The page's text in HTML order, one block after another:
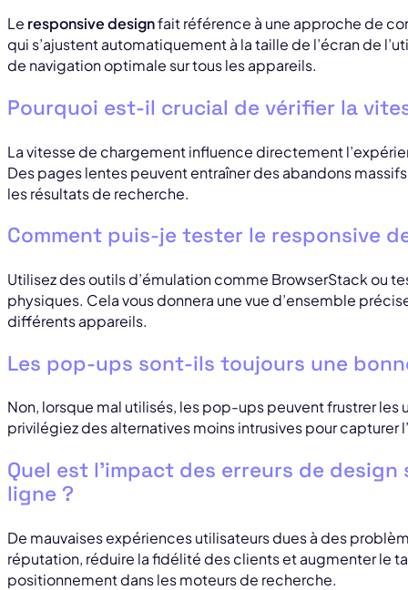
Le responsive designfait référence à une approche de
qui s’ajustent automatiquement à la taille de l’écran de
de navigation optimale sur tous les appareils.
Pourquoi est-il crucial de vérifier la
La vitesse de chargement influence directement
Des pages lentes peuvent entraîner des abandons
les résultats de recherche.
Comment puis-je tester le responsive
Utilisez des outils d’émulation comme BrowserStack ou
physiques. Cela vous donnera une vue d’ensemble
différents appareils.
Les pop-ups sont-ils toujours une
Non, lorsque mal utilisés, les pop-ups peuvent frustrer les
privilégiez des alternatives moins intrusives pour capturer
Quel est l’impact des erreurs de
ligne ?
De mauvaises expériences utilisateurs dues à des
réputation, réduire la fidélité des clients et augmenter le
positionnement dans les moteurs de recherche.